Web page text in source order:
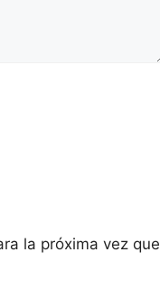
la próxima vez que